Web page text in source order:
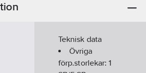
Teknisk data
Övriga
förp.storlekar:1